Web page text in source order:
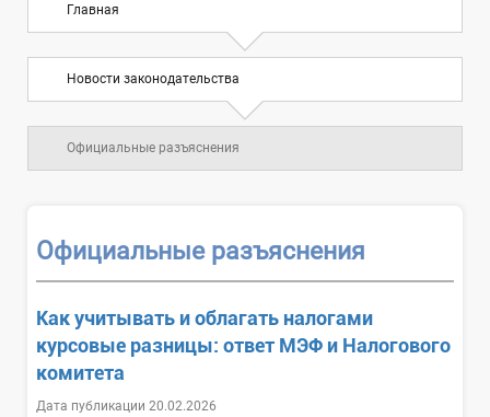
Главная
Новости законодательства
Официальные разъяснения
Официальные разъяснения
Как учитывать и облагать налогами
курсовые разницы: ответ МЭФ и Налогового
комитета
Дата публикации 20.02.2026